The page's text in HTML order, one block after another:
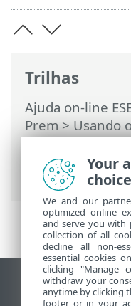
Trilhas
Ajuda on-line
Prem>Usando
>ESET
Mais>
Eventos
Ver site para
Your
choice
We and our
optimized online
and serve you with
collection of all
decline all non-
essential cookies
clicking "Manage
withdraw your
anytime by clicking
footer or in your